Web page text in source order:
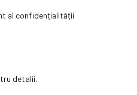
al confidențialității
detalii.